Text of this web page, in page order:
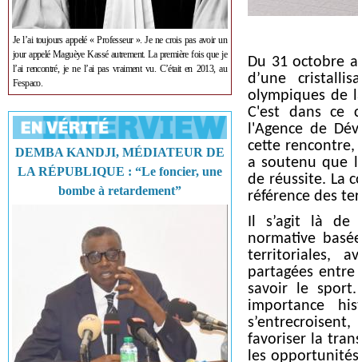
Je l’ai toujours appelé « Professeur ». Je ne crois pas avoir un
jour appelé Maguèye Kassé autrement. La première fois que je
l’ai rencontré, je ne l’ai pas vraiment vu. C’était en 2013, au
Fespaco.
DEMBA KANDJI, MÉDIATEUR DE
LA RÉPUBLIQUE : “Le foncier, une
bombe à retardement”
Du 31 octobre
d’une
olympiques de
C'est dans ce
l'Agence de
cette
a soutenu que
de réussite. La
référence des
Il s’agit là de
normative
territoriales,
partagées
savoir le
importance
favoriser la
les